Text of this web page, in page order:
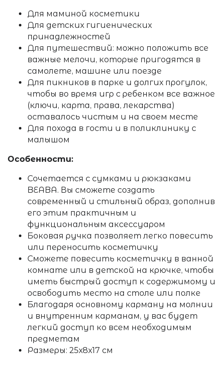
Для маминой косметики
Для детских гигиенических
принадлежностей
Для путешествий: можно положить все
важные мелочи, которые пригодятся в
самолете, машине или поезде
Для пикников в парке и долгих прогулок,
чтобы во время игр с ребенком все важное
(ключи, карта, права, лекарства)
оставалось чистым и на своем месте
Для похода в гости и в поликлинику с
малышом
Особенности:
Сочетается с сумками и рюкзаками
BEABA. Вы сможете создать
современный и стильный образ, дополнив
его этим практичным и
функциональным аксессуаром
Боковая ручка позволяет легко повесить
или переносить косметичку
Сможете повесить косметичку в ванной
комнате или в детской на крючке, чтобы
иметь быстрый доступ к содержимому и
освободить место на столе или полке
Благодаря основному карману на молнии
и внутренним карманам, у вас будет
легкий доступ ко всем необходимым
предметам
Размеры: 25х8х17 см